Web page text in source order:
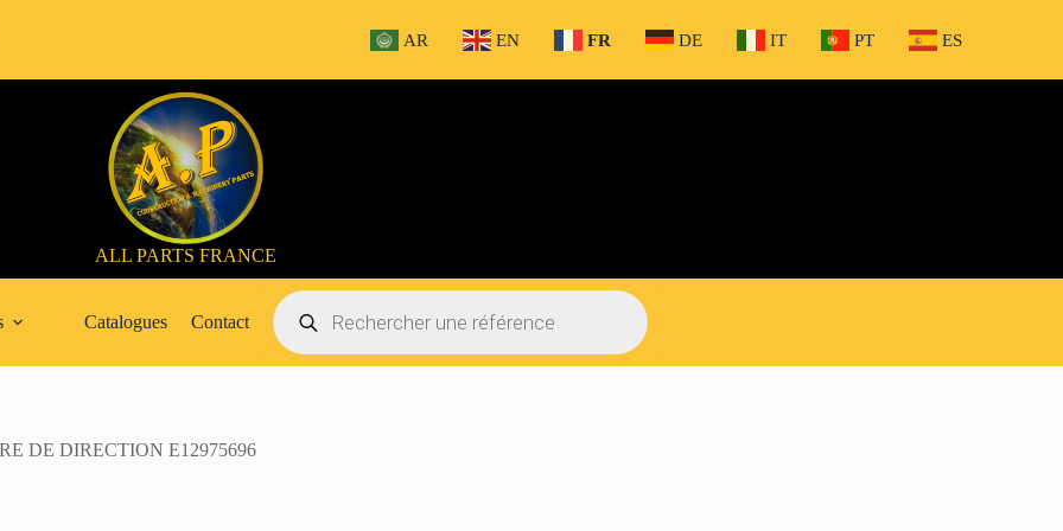
AR EN FR DE IT PT ES
ALL PARTS FRANCE
Catalogues Contact
Recherche
de
produits
DE DIRECTION E12975696